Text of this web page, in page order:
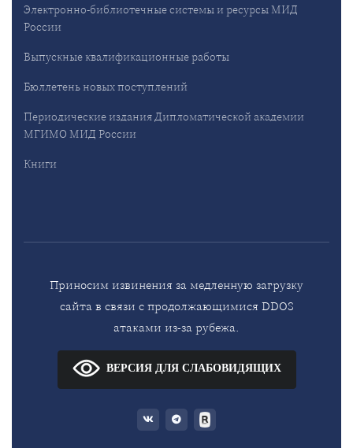
Электронно-библиотечные системы и ресурсы МИД
России
Выпускные квалификационные работы
Бюллетень новых поступлений
Периодические издания Дипломатической академии
МГИМО МИД России
Книги
Приносим извинения за медленную загрузку
сайта в связи с продолжающимися DDOS
атаками из-за рубежа.
ВЕРСИЯ ДЛЯ СЛАБОВИДЯЩИХ